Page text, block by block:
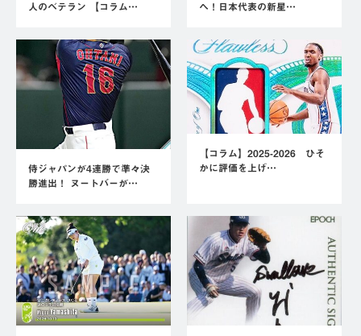
人のベテラン 【コラム…
へ！日本代表の新星…
侍ジャパンが4連勝で準々決
勝進出！ ヌートバーが…
【コラム】2025-2026 ひそ
かに評価を上げ…